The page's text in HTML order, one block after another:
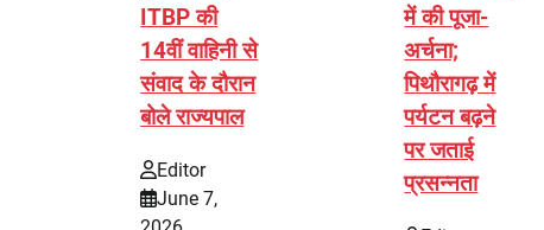
ITBP की
14वीं वाहिनी से
संवाद के दौरान
बोले राज्यपाल
Editor
June 7,
में की पूजा-
अर्चना;
पिथौरागढ़ में
पर्यटन बढ़ने
पर जताई
प्रसन्नता